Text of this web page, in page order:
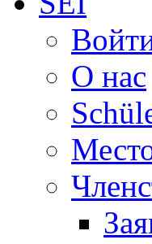
О нас